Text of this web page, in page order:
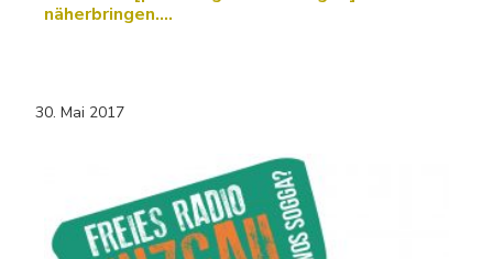
näherbringen....
30. Mai 2017